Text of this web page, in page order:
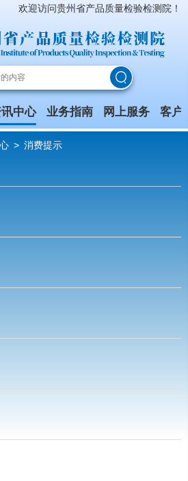
欢迎访问贵州省产品质量检验检测院！
中心 业务指南 网上服务 客户
> 消费提示